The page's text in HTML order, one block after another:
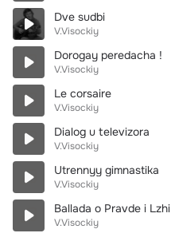
Dve sudbi
V.Visockiy
Dorogay peredacha !
V.Visockiy
Le corsaire
V.Visockiy
Dialog u televizora
V.Visockiy
Utrennyy gimnastika
V.Visockiy
Ballada o Pravde i Lzhi
V.Visockiy